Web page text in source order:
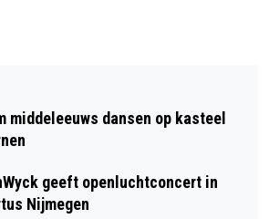
OVER
JAARWISSELING
SKAO PRESENTEREN
GEMEENTELIJKE
middeleeuws dansen op kasteel
geeft openluchtconcert in
Nijmegen